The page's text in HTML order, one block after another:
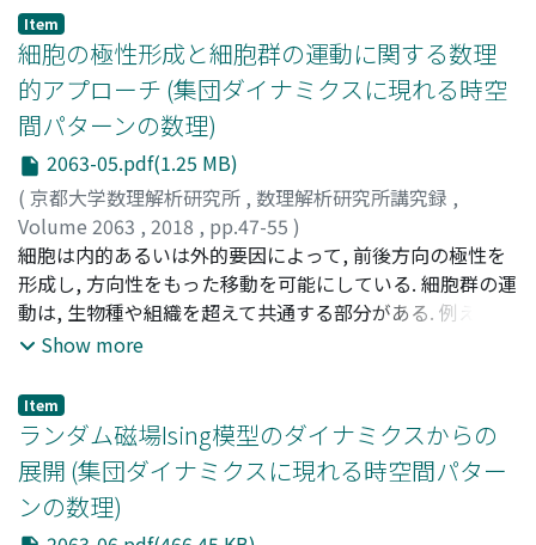
temperature and/or concentration gradient. We
propose the mechanism of spontaneous symmetry
breaking where hydrodynamics play a significant role.
We summarise basic theoretical aspects of this
phenomena including the reaction-diffusion equations
and the hydrodynamic equation. We also discuss
collective behaviours of the drops by analysing the
interaction between the self-propelled drops.
Item
細胞の極性形成と細胞群の運動に関する数理
的アプローチ (集団ダイナミクスに現れる時空
間パターンの数理)
2063-05.pdf(1.25 MB)
( 京都大学数理解析研究所 , 数理解析研究所講究録 ,
Volume 2063 , 2018 , pp.47-55 )
秋山, 正和;須志田, 隆道;Akiyama, Masakazu;Sushida,
Takamichi;アキヤマ, マサカズ;スシダ, タカミチ
細胞は内的あるいは外的要因によって, 前後方向の極性を
形成し, 方向性をもった移動を可能にしている. 細胞群の運
動は, 生物種や組織を超えて共通する部分がある. 例えば,
細胞性粘菌, MDCK細胞では, 直進運動などの単純な運動だ
な器官や組織で観察されるが, ここから細胞細胞群の移動
と形態形成の過程の間には, 生物種を超えた何らかの普遍
性があるのではないかと推測できる. 本論文では, 細胞群の
様々な運動モードがどのように三次元および二次元の形態
形成のプロセスに効いているかを見出すために, 幾つかの
Show more
Item
ランダム磁場Ising模型のダイナミクスからの
展開 (集団ダイナミクスに現れる時空間パター
ンの数理)